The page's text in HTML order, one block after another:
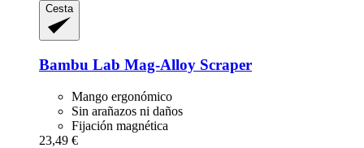
Cesta
Bambu Lab Mag-​Alloy Scraper
Mango ergonómico
Sin arañazos ni daños
Fijación magnética
23,49 €